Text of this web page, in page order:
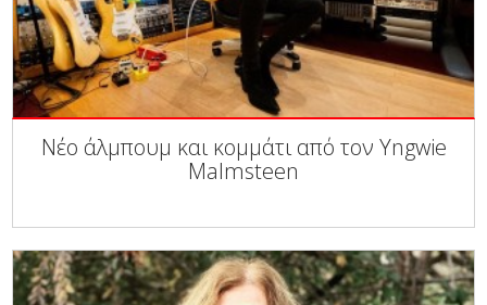
Νέο άλμπουμ και κομμάτι από τον Yngwie
Malmsteen